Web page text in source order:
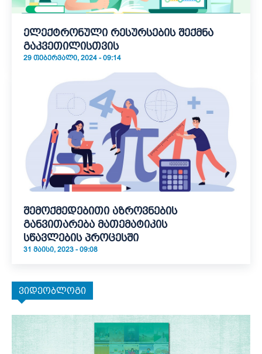
ელექტრონული რესურსების შექმნა
გაკვეთილისთვის
29 ᲗᲔᲑᲔᲠᲕᲐᲚᲘ, 2024 - 09:14
შემოქმედებითი აზროვნების
განვითარება მათემატიკის
სწავლების პროცესში
31 ᲛᲐᲘᲡᲘ, 2023 - 09:08
ვიდეობლოგი